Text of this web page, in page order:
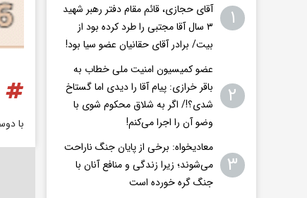
با
۱
آقای حجازی، قائم مقام دفتر رهبر شهید
۳ سال آقا مجتبی را طرد کرده بود از
بیت/ برادر آقای حقانیان عضو سیا بود!
۲
عضو کمیسیون امنیت ملی خطاب به
باقر خرازی: پیام آقا را دیدی اما گستاخ
شدی؟!/ اگر به شلاق محکوم شوی با
وضو آن را اجرا می‌کنم!
۳
معادیخواه: برخی از پایان جنگ ناراحت
می‌شوند؛ زیرا زندگی و منافع آنان با
جنگ گره خورده است